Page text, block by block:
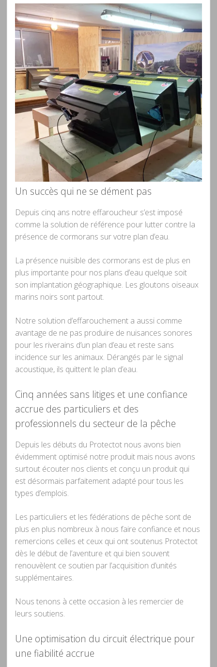
Un succès qui ne se dément pas
Depuis cinq ans notre effaroucheur s’est imposé
comme la solution de référence pour lutter contre la
présence de cormorans sur votre plan d’eau.
La présence nuisible des cormorans est de plus en
plus importante pour nos plans d’eau quelque soit
son implantation géographique. Les gloutons oiseaux
marins noirs sont partout.
Notre solution d’effarouchement a aussi comme
avantage de ne pas produire de nuisances sonores
pour les riverains d’un plan d’eau et reste sans
incidence sur les animaux. Dérangés par le signal
acoustique, ils quittent le plan d’eau.
Cinq années sans litiges et une confiance
accrue des particuliers et des
professionnels du secteur de la pêche
Depuis les débuts du Protectot nous avons bien
évidemment optimisé notre produit mais nous avons
surtout écouter nos clients et conçu un produit qui
est désormais parfaitement adapté pour tous les
types d’emplois.
Les particuliers et les fédérations de pêche sont de
plus en plus nombreux à nous faire confiance et nous
remercions celles et ceux qui ont soutenus Protectot
dès le début de l’aventure et qui bien souvent
renouvèlent ce soutien par l’acquisition d’unités
supplémentaires.
Nous tenons à cette occasion à les remercier de
leurs soutiens.
Une optimisation du circuit électrique pour
une fiabilité accrue